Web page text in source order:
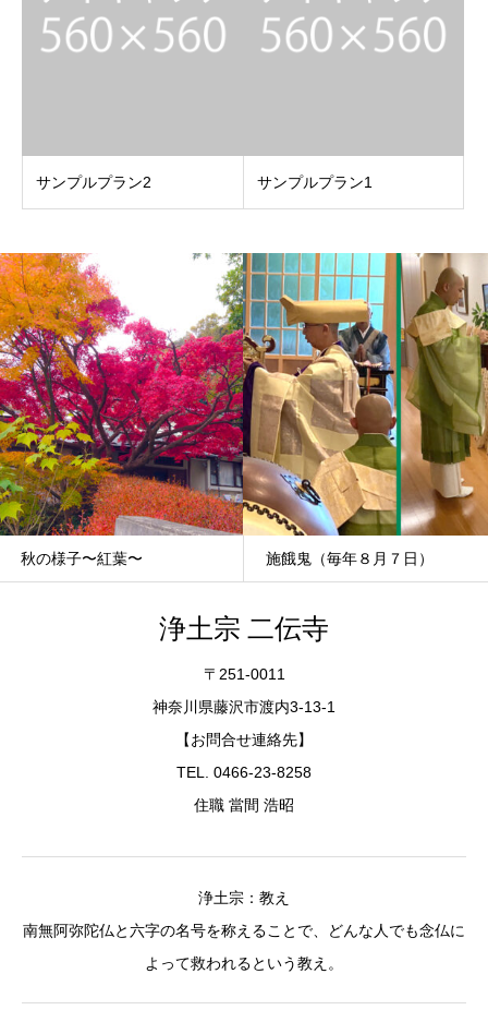
サンプルプラン2 サンプルプラン1
秋の様子〜紅葉〜 施餓鬼（毎年８月７日）
浄土宗 二伝寺
〒251-0011
神奈川県藤沢市渡内3-13-1
【お問合せ連絡先】
TEL. 0466-23-8258
住職 當間 浩昭
浄土宗：教え
南無阿弥陀仏と六字の名号を称えることで、どんな人でも念仏に
よって救われるという教え。